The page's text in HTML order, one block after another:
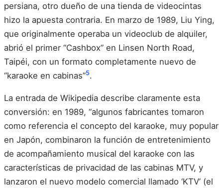
persiana, otro dueño de una tienda de videocintas
hizo la apuesta contraria. En marzo de 1989, Liu Ying,
que originalmente operaba un videoclub de alquiler,
abrió el primer “Cashbox” en Linsen North Road,
Taipéi, con un formato completamente nuevo de
“karaoke en cabinas”5.
La entrada de Wikipedia describe claramente esta
conversión: en 1989, “algunos fabricantes tomaron
como referencia el concepto del karaoke, muy popular
en Japón, combinaron la función de entretenimiento
de acompañamiento musical del karaoke con las
características de privacidad de las cabinas MTV, y
lanzaron el nuevo modelo comercial llamado ‘KTV’ (el